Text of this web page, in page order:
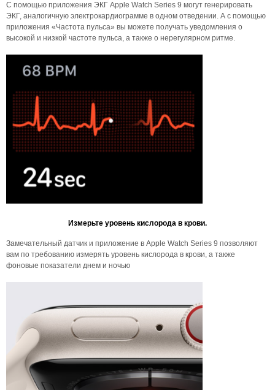
С помощью приложения ЭКГ Apple Watch Series 9 могут генерировать
ЭКГ, аналогичную электрокардиограмме в одном отведении. А с помощью
приложения «Частота пульса» вы можете получать уведомления о
высокой и низкой частоте пульса, а также о нерегулярном ритме.
Измерьте уровень кислорода в крови.
Замечательный датчик и приложение в Apple Watch Series 9 позволяют
вам по требованию измерять уровень кислорода в крови, а также
фоновые показатели днем ​​и ночью